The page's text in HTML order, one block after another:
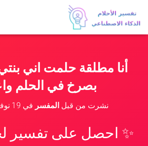
أنا مطلقة حلمت اني
بصرخ في الحلم
نشرت من قبل المفسر في 19 نوفمبر، 2023
✨ احصل على تفسير